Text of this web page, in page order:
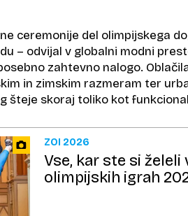
ceremonije del olimpijskega
– odvijal v globalni modni
zahtevno nalogo.
in zimskim razmeram ter
šteje skoraj toliko kot
ZOI 2026
Vse, kar ste si želeli
olimpijskih igrah